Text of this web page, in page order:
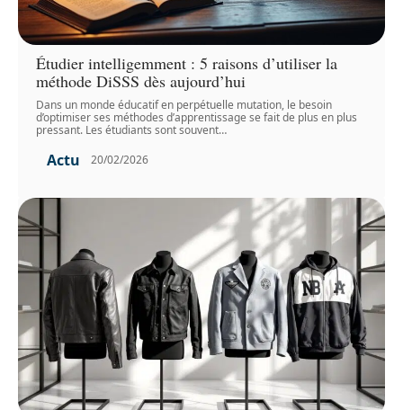
Étudier intelligemment : 5 raisons d’utiliser la
méthode DiSSS dès aujourd’hui
Dans un monde éducatif en perpétuelle mutation, le besoin
d’optimiser ses méthodes d’apprentissage se fait de plus en plus
pressant. Les étudiants sont souvent…
Actu 20/02/2026